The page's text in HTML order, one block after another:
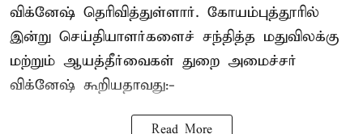
விக்னேஷ் தெரிவித்துள்ளார். கோயம்புத்தூரில்
இன்று செய்தியாளர்களைச் சந்தித்த மதுவிலக்கு
மற்றும் ஆயத்தீர்வைகள் துறை அமைச்சர்
விக்னேஷ் கூறியதாவது:-
Read More